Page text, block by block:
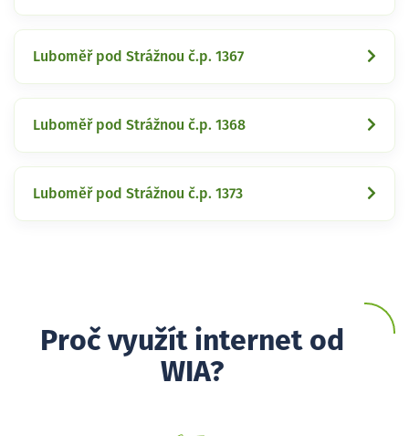
Luboměř pod Strážnou č.p. 1367
Luboměř pod Strážnou č.p. 1368
Luboměř pod Strážnou č.p. 1373
Proč využít internet od
WIA?